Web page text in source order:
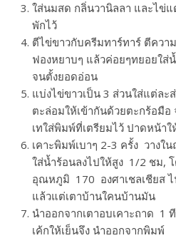
ใส่นมสด​ กลิ่นวานิลลา​ และไข่
พักไว้
ตีไข่ขาวกับครีมทาร์ทาร์​ ตีควา
ฟองหยาบๆ​ แล้วค่อยๆทยอยใส่
จนตั้งยอดอ่อน
แบ่งไข่ขาวเป็น​ 3​ ส่วนใส่แต่ละ
ตะล่อมให้เข้ากันด้วยตะกร้อมือ​
เทใส่พิมพ์ที่เตรียมไว้​ ปาดหน้า
เคาะพิมพ์เบาๆ​ 2-3​ ครั้ง​ วางใ
ใส่น้ำร้อนลงไปให้สูง​ 1/2​ ชม,
อุณหภูมิ​ 170​ องศาเชลเชียส​ ไ
แล้วแต่เตาบ้านใคนบ้านมัน
นำออกจากเตาอบเคาะถาด​ 1​
เค้กให้เย็น​จึง​ นำออกจากพิมพ์